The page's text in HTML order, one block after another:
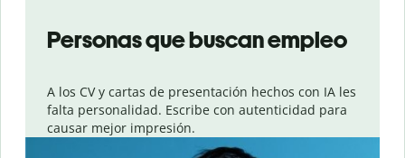
Personas que buscan empleo
A los CV y cartas de presentación hechos con IA les
falta personalidad. Escribe con autenticidad para
causar mejor impresión.